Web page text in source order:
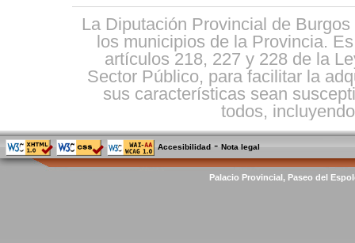
La Diputación Provincial de
los municipios de la Provincia.
artículos 218, 227 y 228 de la
Sector Público, para facilitar la
sus características sean
todos,
Accesibilidad -Nota legal
Palacio Provincial, Paseo del